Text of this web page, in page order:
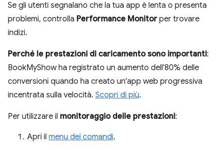
Se gli utenti segnalano che la tua app è lenta o presenta
problemi, controlla Performance Monitor per trovare
indizi.
Perché le prestazioni di caricamento sono importanti:
BookMyShow ha registrato un aumento dell'80% delle
conversioni quando ha creato un'app web progressiva
incentrata sulla velocità. Scopri di più.
Per utilizzare il monitoraggio delle prestazioni:
Apri il menu dei comandi.